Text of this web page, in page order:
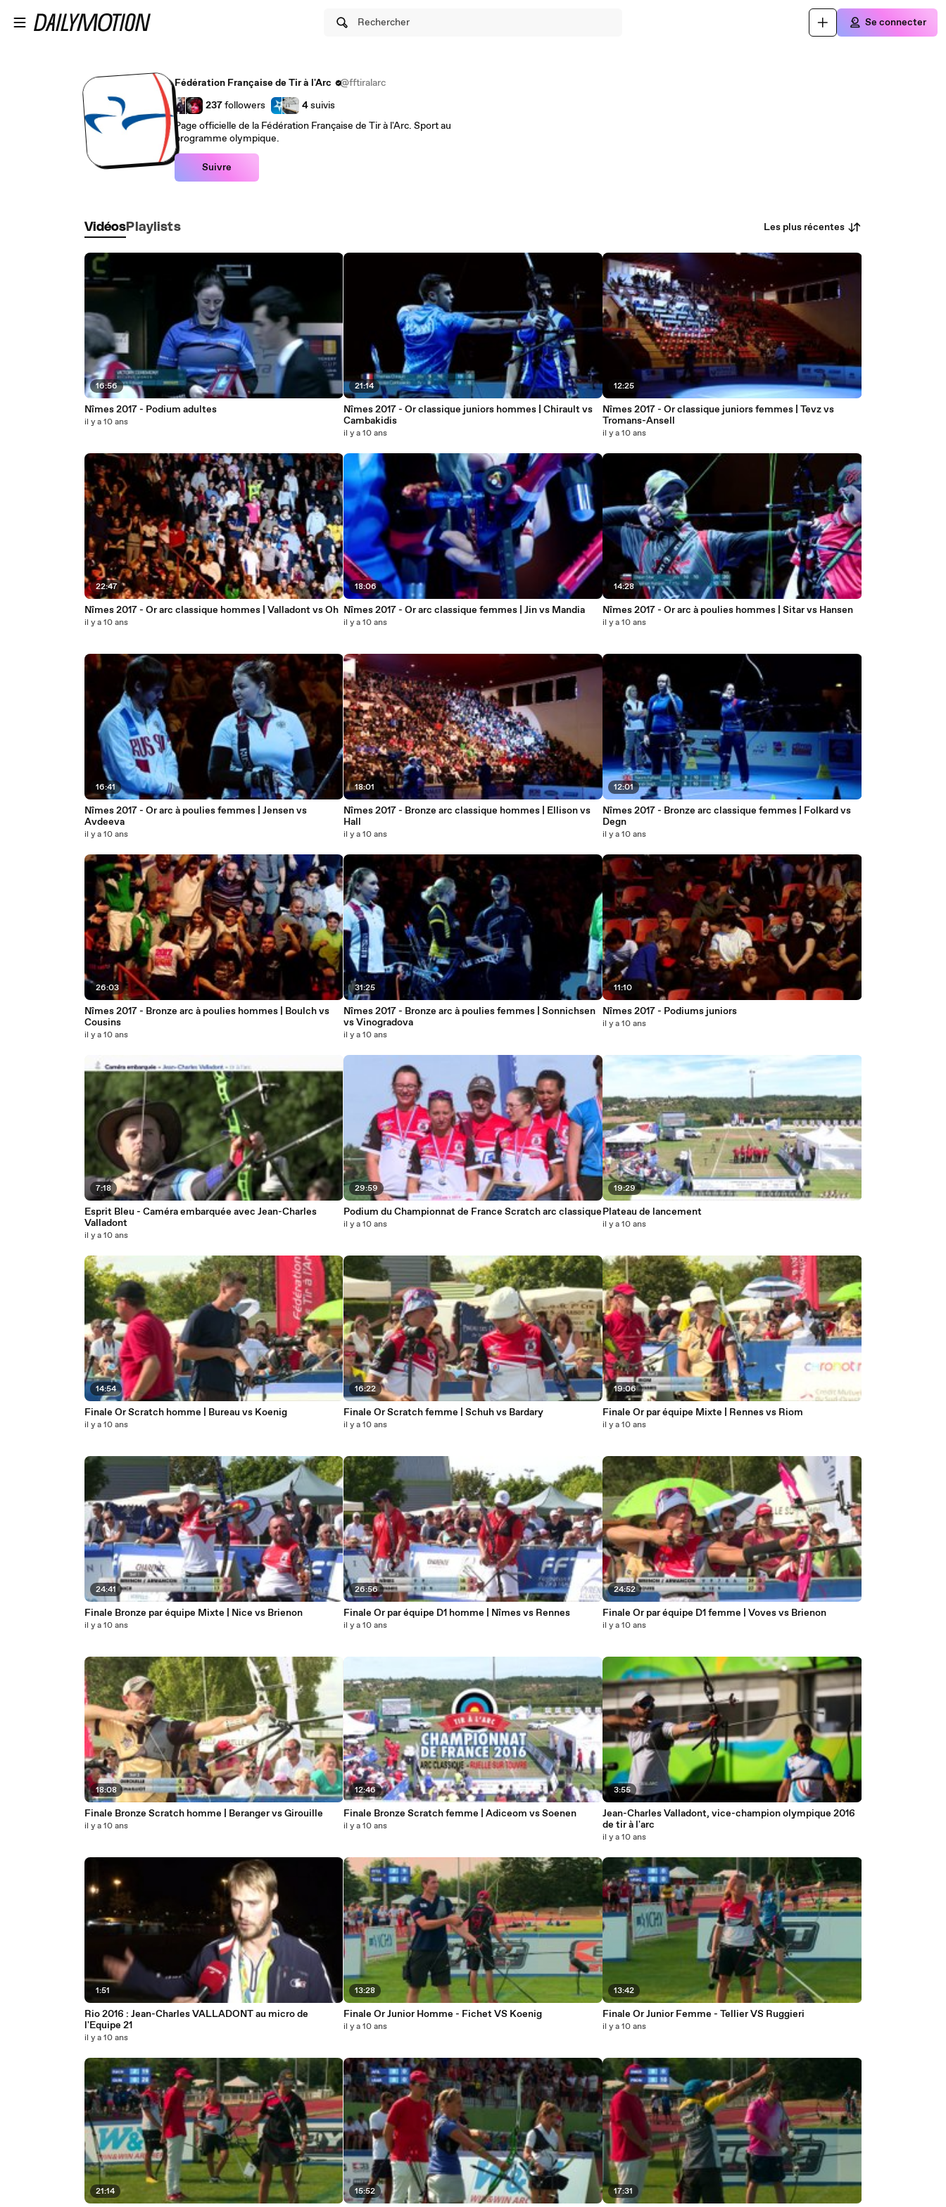
Rechercher Se connecter
Fédération Française de Tir à l'Arc
@fftiralarc
237followers 4suivis
Page officielle de la Fédération Française de Tir à l'Arc. Sport au
programme olympique.
Suivre
Vidéos Playlists Les plus récentes
16:56
Nîmes 2017 - Podium adultes
il y a 10 ans
22:47
Nîmes 2017 - Or arc classique hommes | Valladont vs Oh
il y a 10 ans
16:41
Nîmes 2017 - Or arc à poulies femmes | Jensen vs
Avdeeva
il y a 10 ans
26:03
Nîmes 2017 - Bronze arc à poulies hommes | Boulch vs
Cousins
il y a 10 ans
7:18
Esprit Bleu - Caméra embarquée avec Jean-Charles
Valladont
il y a 10 ans
14:54
Finale Or Scratch homme | Bureau vs Koenig
il y a 10 ans
24:41
Finale Bronze par équipe Mixte | Nice vs Brienon
il y a 10 ans
18:08
Finale Bronze Scratch homme | Beranger vs Girouille
il y a 10 ans
1:51
Rio 2016 : Jean-Charles VALLADONT au micro de
l'Equipe 21
il y a 10 ans
21:14
21:14
Nîmes 2017 - Or classique juniors hommes | Chirault vs
Cambakidis
il y a 10 ans
18:06
Nîmes 2017 - Or arc classique femmes | Jin vs Mandia
il y a 10 ans
18:01
Nîmes 2017 - Bronze arc classique hommes | Ellison vs
Hall
il y a 10 ans
31:25
Nîmes 2017 - Bronze arc à poulies femmes | Sonnichsen
vs Vinogradova
il y a 10 ans
29:59
Podium du Championnat de France Scratch arc classique
il y a 10 ans
16:22
Finale Or Scratch femme | Schuh vs Bardary
il y a 10 ans
26:56
Finale Or par équipe D1 homme | Nîmes vs Rennes
il y a 10 ans
12:46
Finale Bronze Scratch femme | Adiceom vs Soenen
il y a 10 ans
13:28
Finale Or Junior Homme - Fichet VS Koenig
il y a 10 ans
15:52
12:25
Nîmes 2017 - Or classique juniors femmes | Tevz vs
Tromans-Ansell
il y a 10 ans
14:28
Nîmes 2017 - Or arc à poulies hommes | Sitar vs Hansen
il y a 10 ans
12:01
Nîmes 2017 - Bronze arc classique femmes | Folkard vs
Degn
il y a 10 ans
11:10
Nîmes 2017 - Podiums juniors
il y a 10 ans
19:29
Plateau de lancement
il y a 10 ans
19:06
Finale Or par équipe Mixte | Rennes vs Riom
il y a 10 ans
24:52
Finale Or par équipe D1 femme | Voves vs Brienon
il y a 10 ans
3:55
Jean-Charles Valladont, vice-champion olympique 2016
de tir à l'arc
il y a 10 ans
13:42
Finale Or Junior Femme - Tellier VS Ruggieri
il y a 10 ans
17:31